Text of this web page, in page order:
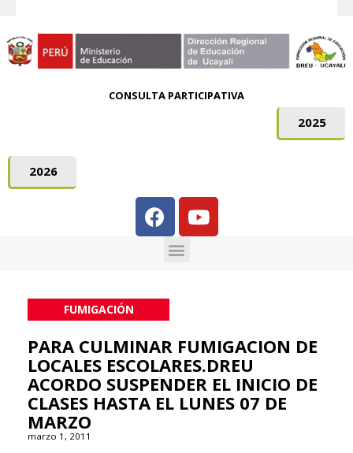
CONSULTA PARTICIPATIVA
2025
2026
FUMIGACIÓN
PARA CULMINAR FUMIGACION DE
LOCALES ESCOLARES.DREU
ACORDO SUSPENDER EL INICIO DE
CLASES HASTA EL LUNES 07 DE
MARZO
marzo 1, 2011